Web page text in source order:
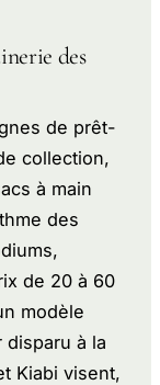
des
de prêt-
collection,
à main
des
de 20 à 60
modèle
à la
Kiabi visent,